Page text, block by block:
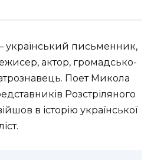
український письменник,
актор, громадсько-
Поет Микола
Розстріляного
в історію української